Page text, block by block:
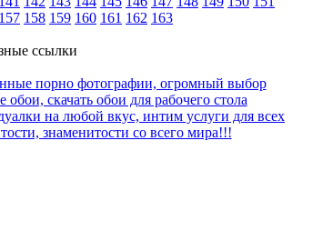
157 158 159 160 161 162 163
ссылки
порно фотографии, огромный выбор
скачать обои для рабочего стола
на любой вкус, интим услуги для всех
знаменитости со всего мира!!!